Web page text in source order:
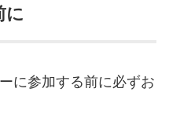
に
に参加する前に必ずお